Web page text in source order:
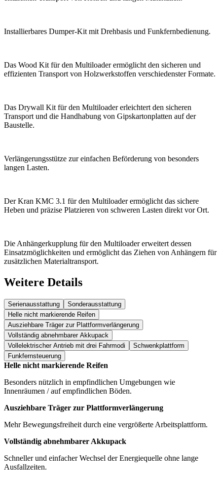
Installierbares Dumper-Kit mit Drehbasis und Funkfernbedienung.
Das Wood Kit für den Multiloader ermöglicht den sicheren und
effizienten Transport von Holzwerkstoffen verschiedenster Formate.
Das Drywall Kit für den Multiloader erleichtert den sicheren
Transport und die Handhabung von Gipskartonplatten auf der
Baustelle.
Verlängerungsstütze zur einfachen Beförderung von besonders
langen Lasten.
Der Kran KMC 3.1 für den Multiloader ermöglicht das sichere
Heben und präzise Platzieren von schweren Lasten direkt vor Ort.
Die Anhängerkupplung für den Multiloader erweitert dessen
Einsatzmöglichkeiten und ermöglicht das Ziehen von Anhängern für
zusätzlichen Materialtransport.
Weitere Details
Serienausstattung
Sonderausstattung
Helle nicht markierende Reifen
Ausziehbare Träger zur Plattformverlängerung
Vollständig abnehmbarer Akkupack
Vollelektrischer Antrieb mit drei Fahrmodi
Schwenkplattform
Funkfernsteuerung
Helle nicht markierende Reifen
Besonders nützlich in empfindlichen Umgebungen wie
Innenräumen / auf empfindlichen Böden.
Ausziehbare Träger zur Plattformverlängerung
Mehr Bewegungsfreiheit durch eine vergrößerte Arbeitsplattform.
Vollständig abnehmbarer Akkupack
Schneller und einfacher Wechsel der Energiequelle ohne lange
Ausfallzeiten.